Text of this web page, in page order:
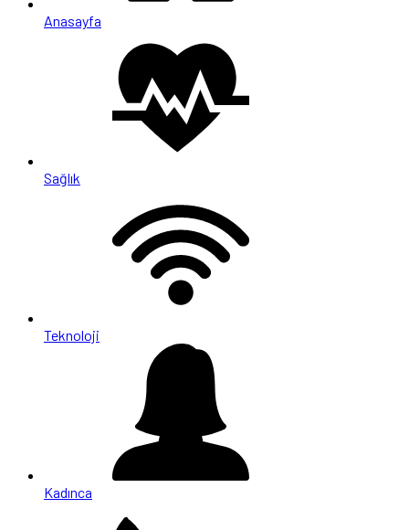
Anasayfa
Sağlık
Teknoloji
Kadınca